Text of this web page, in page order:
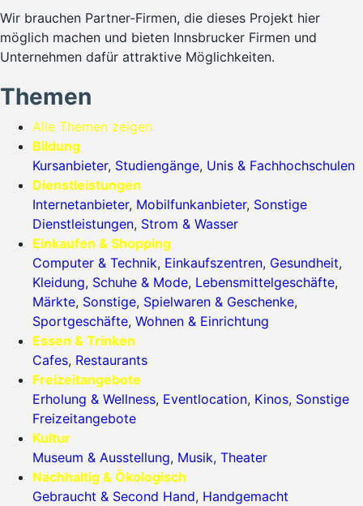
Wir brauchen Partner-Firmen, die dieses Projekt hier
möglich machen und bieten Innsbrucker Firmen und
Unternehmen dafür attraktive Möglichkeiten.
Themen
Alle Themen zeigen
Bildung
Kursanbieter, Studiengänge, Unis & Fachhochschulen
Dienstleistungen
Internetanbieter, Mobilfunkanbieter, Sonstige
Dienstleistungen, Strom & Wasser
Einkaufen & Shopping
Computer & Technik, Einkaufszentren, Gesundheit,
Kleidung, Schuhe & Mode, Lebensmittelgeschäfte,
Märkte, Sonstige, Spielwaren & Geschenke,
Sportgeschäfte, Wohnen & Einrichtung
Essen & Trinken
Cafes, Restaurants
Freizeitangebote
Erholung & Wellness, Eventlocation, Kinos, Sonstige
Freizeitangebote
Kultur
Museum & Ausstellung, Musik, Theater
Nachhaltig & Ökologisch
Gebraucht & Second Hand, Handgemacht